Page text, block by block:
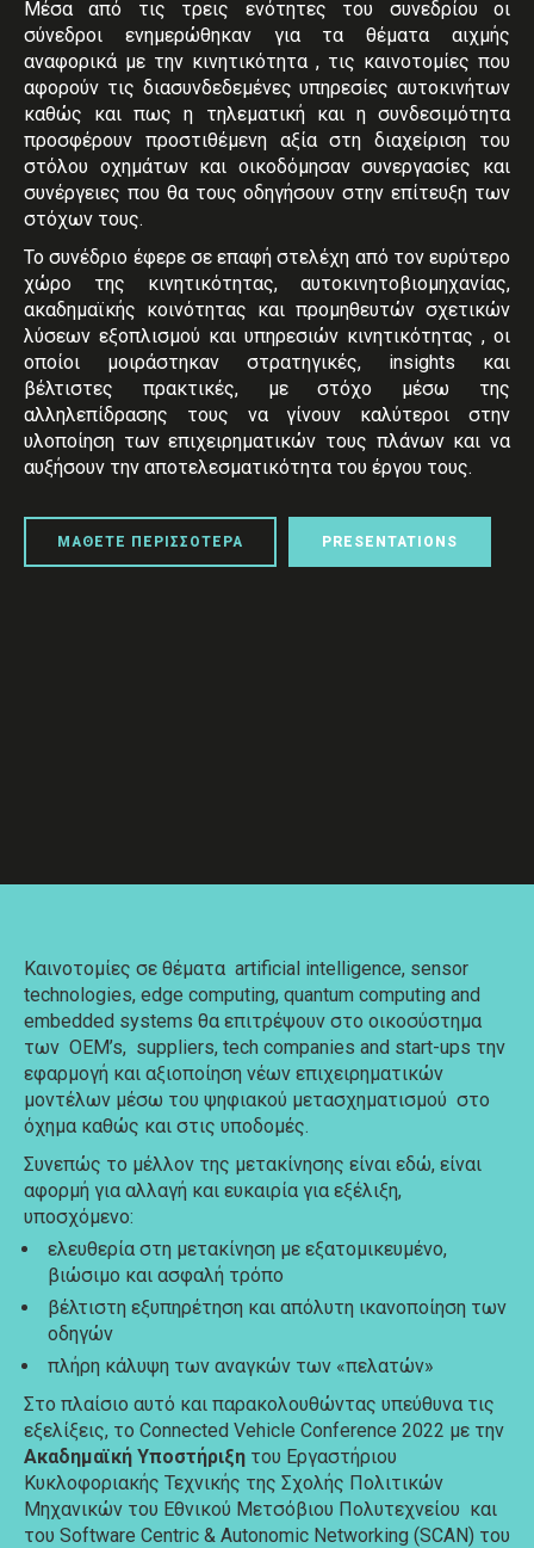
Μέσα από τις τρεις ενότητες του συνεδρίου οι
σύνεδροι ενημερώθηκαν για τα θέματα αιχμής
αναφορικά με την κινητικότητα , τις καινοτομίες που
αφορούν τις διασυνδεδεμένες υπηρεσίες αυτοκινήτων
καθώς και πως η τηλεματική και η συνδεσιμότητα
προσφέρουν προστιθέμενη αξία στη διαχείριση του
στόλου οχημάτων και οικοδόμησαν συνεργασίες και
συνέργειες που θα τους οδηγήσουν στην επίτευξη των
στόχων τους.
Το συνέδριο έφερε σε επαφή στελέχη από τον ευρύτερο
χώρο της κινητικότητας, αυτοκινητοβιομηχανίας,
ακαδημαϊκής κοινότητας και προμηθευτών σχετικών
λύσεων εξοπλισμού και υπηρεσιών κινητικότητας , οι
οποίοι μοιράστηκαν στρατηγικές, insights και
βέλτιστες πρακτικές, με στόχο μέσω της
αλληλεπίδρασης τους να γίνουν καλύτεροι στην
υλοποίηση των επιχειρηματικών τους πλάνων και να
αυξήσουν την αποτελεσματικότητα του έργου τους.
ΜΑΘΕΤΕ ΠΕΡΙΣΣΟΤΕΡΑ PRESENTATIONS
Καινοτομίες σε θέματα artificial intelligence, sensor
technologies, edge computing, quantum computing and
embedded systems θα επιτρέψουν στο οικοσύστημα
των OEM’s, suppliers, tech companies and start-ups την
εφαρμογή και αξιοποίηση νέων επιχειρηματικών
μοντέλων μέσω του ψηφιακού μετασχηματισμού στο
όχημα καθώς και στις υποδομές.
Συνεπώς το μέλλον της μετακίνησης είναι εδώ, είναι
αφορμή για αλλαγή και ευκαιρία για εξέλιξη,
υποσχόμενο:
ελευθερία στη μετακίνηση με εξατομικευμένο,
βιώσιμο και ασφαλή τρόπο
βέλτιστη εξυπηρέτηση και απόλυτη ικανοποίηση των
οδηγών
πλήρη κάλυψη των αναγκών των «πελατών»
Στο πλαίσιο αυτό και παρακολουθώντας υπεύθυνα τις
εξελίξεις, το Connected Vehicle Conference 2022 με την
Ακαδημαϊκή Υποστήριξη του Εργαστήριου
Κυκλοφοριακής Τεχνικής της Σχολής Πολιτικών
Μηχανικών του Εθνικού Μετσόβιου Πολυτεχνείου και
του Software Centric & Autonomic Networking (SCAN) του